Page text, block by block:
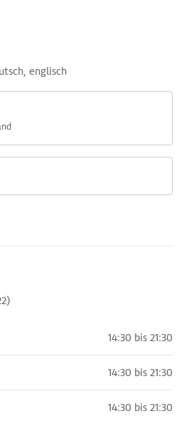
englisch
14:30 bis 21:30
14:30 bis 21:30
14:30 bis 21:30